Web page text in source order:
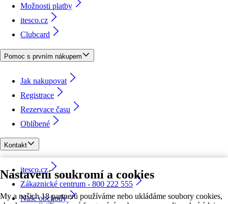
Nastavení soukromí a cookies
My a našich 18 partnerů používáme nebo ukládáme soubory cookies,
Možnosti platby
itesco.cz
Clubcard
Pomoc s prvním nákupem
Jak nakupovat
Registrace
Rezervace času
Oblíbené
Kontakt
itesco.cz
Zákaznické centrum - 800 222 555
Naše obchody